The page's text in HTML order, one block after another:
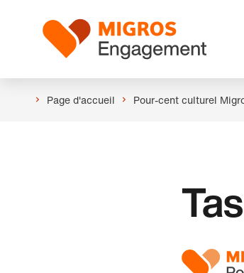
navigation
Logo
Page d'accueil Pour-cent culturel